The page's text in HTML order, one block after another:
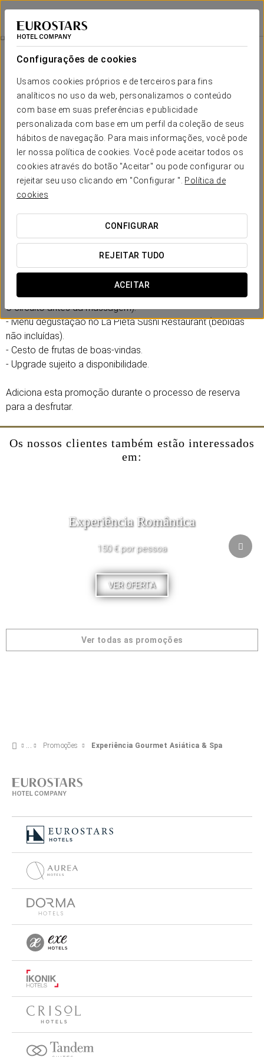
Configurações de cookies
Usamos cookies próprios e de terceiros para fins
analíticos no uso da web, personalizamos o conteúdo
com base em suas preferências e publicidade
personalizada com base em um perfil da coleção de seus
hábitos de navegação. Para mais informações, você pode
ler nossa política de cookies. Você pode aceitar todos os
cookies através do botão "Aceitar" ou pode configurar ou
rejeitar seu uso clicando em "Configurar ". Política de
cookies
CONFIGURAR
REJEITAR TUDO
ACEITAR
Eurostars La Pleta
LLEIDA - BAQUEIRA
Experiência Gourmet Asiática & Spa
160 €
Experiência gourmet asiática & spa
Desfruta da melhor experiência asiática no nosso hotel.
- Massagem asiática por pessoa (massagem com pedras
- Circuito de águas no Occitania Spa (recomenda-se realizar
o circuito antes da massagem).
- Menu degustação no La Pleta Sushi Restaurant (bebidas
não incluídas).
- Cesto de frutas de boas-vindas.
- Upgrade sujeito a disponibilidade.
Adiciona esta promoção durante o processo de reserva
para a desfrutar.
Os nossos clientes também estão interessados
em:
Experiência Romântica
150 € por pessoa
VER OFERTA
Ver todas as promoções
Promoções Experiência Gourmet Asiática & Spa